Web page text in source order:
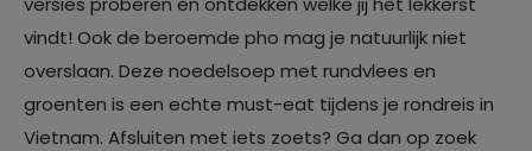
vindt! Ook de beroemde pho mag je natuurlijk niet
overslaan. Deze noedelsoep met rundvlees en
groenten is een echte must-eat tijdens je rondreis in
Vietnam. Afsluiten met iets zoets? Ga dan op zoek